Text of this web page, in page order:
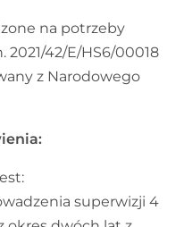
na potrzeby
42/E/HS6/00018
z Narodowego
superwizji 4